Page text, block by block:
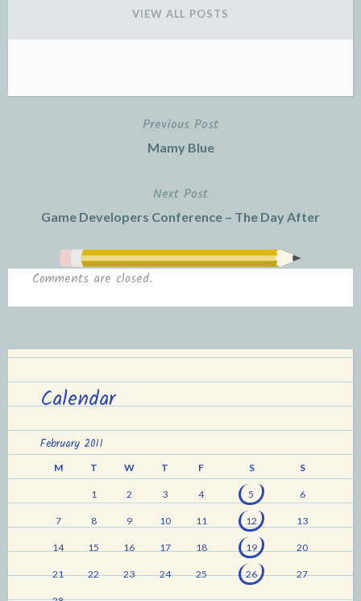
VIEW ALL POSTS
Previous Post
Mamy Blue
Next Post
Game Developers Conference – The Day After
Comments are closed.
Calendar
February 2011
M T W T F S S
1 2 3 4 5 6
7 8 9 10 11 12 13
14 15 16 17 18 19 20
21 22 23 24 25 26 27